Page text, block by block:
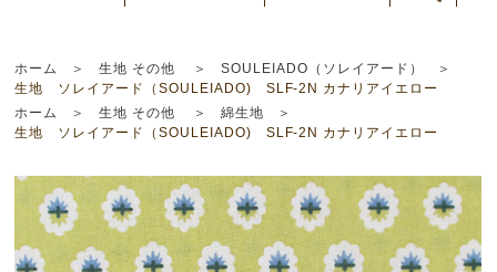
ホーム 生地 その他
SOULEIADO（ソレイアード）
生地 ソレイアード（SOULEIADO) SLF-2N カナリアイエロー
ホーム
生地 その他
綿生地
生地 ソレイアード（SOULEIADO) SLF-2N カナリアイエロー